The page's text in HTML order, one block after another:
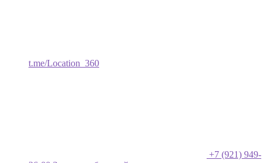
t.me/Location_360
+7 (921) 949-